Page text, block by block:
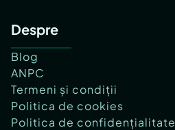
Despre
Blog
ANPC
Termeni și condiții
Politica de cookies
Politica de confidențialitate